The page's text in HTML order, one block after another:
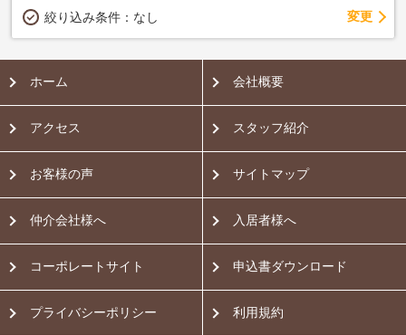
絞り込み条件： なし 変更
ホーム 会社概要
アクセス スタッフ紹介
お客様の声 サイトマップ
仲介会社様へ 入居者様へ
コーポレートサイト 申込書ダウンロード
プライバシーポリシー 利用規約